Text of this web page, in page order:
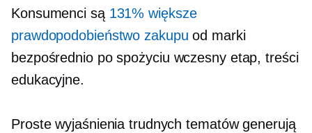
Konsumenci są 131% większe
prawdopodobieństwo zakupu od marki
bezpośrednio po spożyciu wczesny etap, treści
edukacyjne.
Proste wyjaśnienia trudnych tematów generują